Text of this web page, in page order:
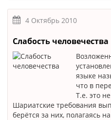
4 Октябрь 2010
Слабость человечества
языке
что в
Т.е. это
Шариатские требования
берётся за них, полагаясь